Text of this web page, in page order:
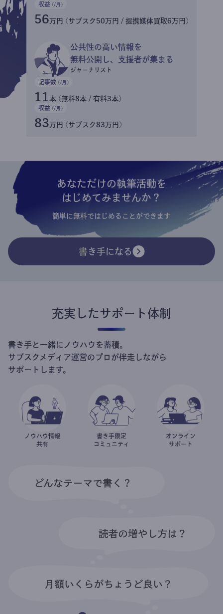
収益 (/月)
56万円 (サブスク50万円 / 提携媒体買取6万円)
公共性の高い情報を
無料公開し、支援者が集まる
ジャーナリスト
記事数 (/月)
11 本 (無料8本 / 有料3本)
収益 (/月)
83万円 (サブスク83万円)
あなただけの執筆活動を
はじめてみませんか？
簡単に無料ではじめることができます
書き手になる
充実したサポート体制
書き手と一緒にノウハウを蓄積。
サブスクメディア運営のプロが伴走しながら
サポートします。
ノウハウ情報
共有
書き手限定
コミュニティ
オンライン
サポート